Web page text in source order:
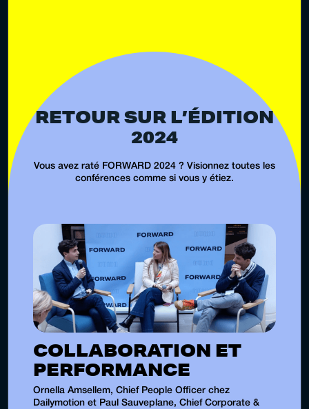
RETOUR SUR L’ÉDITION
2024
Vous avez raté FORWARD 2024 ? Visionnez toutes les
conférences comme si vous y étiez.
COLLABORATION ET
PERFORMANCE
Ornella Amsellem, Chief People Officer chez
Dailymotion et Paul Sauveplane, Chief Corporate &